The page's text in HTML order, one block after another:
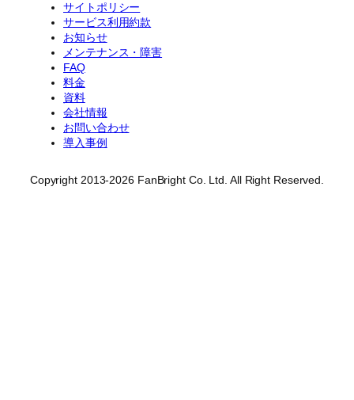
サイトポリシー
サービス利用約款
お知らせ
メンテナンス・障害
FAQ
料金
資料
会社情報
お問い合わせ
導入事例
Copyright 2013-2026 FanBright Co. Ltd. All Right Reserved.